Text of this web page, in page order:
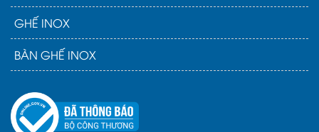
GHẾ INOX
BÀN GHẾ INOX